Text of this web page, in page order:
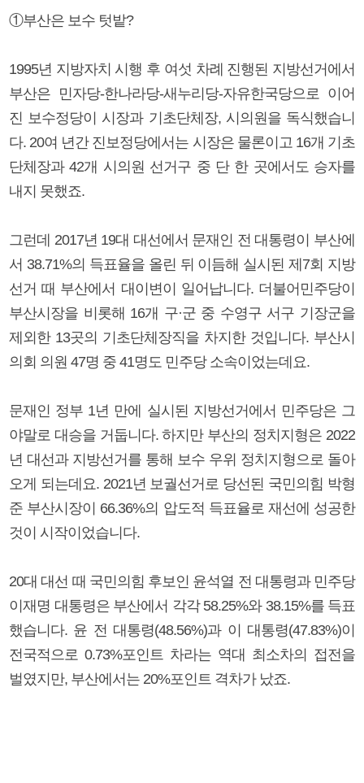
①부산은 보수 텃밭?
1995년 지방자치 시행 후 여섯 차례 진행된 지방선거에서
부산은 민자당-한나라당-새누리당-자유한국당으로 이어
진 보수정당이 시장과 기초단체장, 시의원을 독식했습니
다. 20여 년간 진보정당에서는 시장은 물론이고 16개 기초
단체장과 42개 시의원 선거구 중 단 한 곳에서도 승자를
내지 못했죠.
그런데 2017년 19대 대선에서 문재인 전 대통령이 부산에
서 38.71%의 득표율을 올린 뒤 이듬해 실시된 제7회 지방
선거 때 부산에서 대이변이 일어납니다. 더불어민주당이
부산시장을 비롯해 16개 구·군 중 수영구 서구 기장군을
제외한 13곳의 기초단체장직을 차지한 것입니다. 부산시
의회 의원 47명 중 41명도 민주당 소속이었는데요.
문재인 정부 1년 만에 실시된 지방선거에서 민주당은 그
야말로 대승을 거둡니다. 하지만 부산의 정치지형은 2022
년 대선과 지방선거를 통해 보수 우위 정치지형으로 돌아
오게 되는데요. 2021년 보궐선거로 당선된 국민의힘 박형
준 부산시장이 66.36%의 압도적 득표율로 재선에 성공한
것이 시작이었습니다.
20대 대선 때 국민의힘 후보인 윤석열 전 대통령과 민주당
이재명 대통령은 부산에서 각각 58.25%와 38.15%를 득표
했습니다. 윤 전 대통령(48.56%)과 이 대통령(47.83%)이
전국적으로 0.73%포인트 차라는 역대 최소차의 접전을
벌였지만, 부산에서는 20%포인트 격차가 났죠.